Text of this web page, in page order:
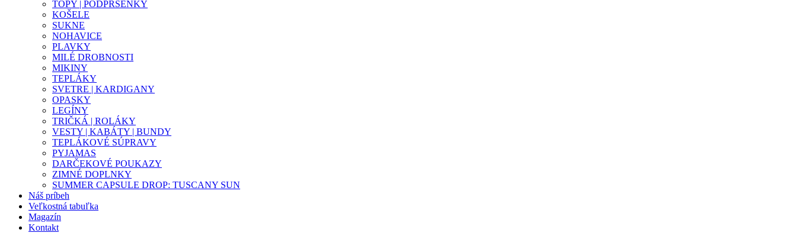
TOPY | PODPRSENKY
KOŠELE
SUKNE
NOHAVICE
PLAVKY
MILÉ DROBNOSTI
MIKINY
TEPLÁKY
SVETRE | KARDIGANY
OPASKY
LEGÍNY
TRIČKÁ | ROLÁKY
VESTY | KABÁTY | BUNDY
TEPLÁKOVÉ SÚPRAVY
PYJAMAS
DARČEKOVÉ POUKAZY
ZIMNÉ DOPLNKY
SUMMER CAPSULE DROP: TUSCANY SUN
Náš príbeh
Veľkostná tabuľka
Magazín
Kontakt